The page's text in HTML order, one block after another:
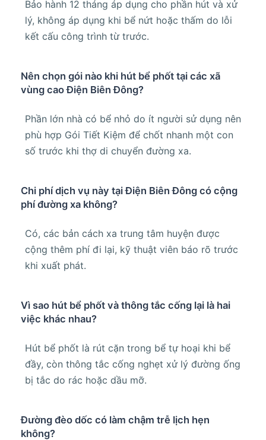
Bảo hành 12 tháng áp dụng cho phần hút và xử
lý, không áp dụng khi bể nứt hoặc thấm do lỗi
kết cấu công trình từ trước.
Nên chọn gói nào khi hút bể phốt tại các xã
vùng cao Điện Biên Đông?
Phần lớn nhà có bể nhỏ do ít người sử dụng nên
phù hợp Gói Tiết Kiệm để chốt nhanh một con
số trước khi thợ di chuyển đường xa.
Chi phí dịch vụ này tại Điện Biên Đông có cộng
phí đường xa không?
Có, các bản cách xa trung tâm huyện được
cộng thêm phí đi lại, kỹ thuật viên báo rõ trước
khi xuất phát.
Vì sao hút bể phốt và thông tắc cống lại là hai
việc khác nhau?
Hút bể phốt là rút cặn trong bể tự hoại khi bể
đầy, còn thông tắc cống nghẹt xử lý đường ống
bị tắc do rác hoặc dầu mỡ.
Đường đèo dốc có làm chậm trễ lịch hẹn
không?